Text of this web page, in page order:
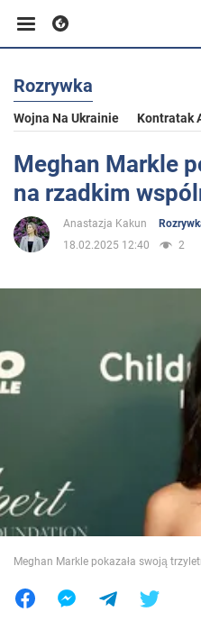
Biznes
Sport
Rozrywka
Społeczeństwo
Świat
Jedzenie
Rozrywka
Wojna Na Ukrainie Kontratak
Meghan Markle
na rzadkim
Anastazja Kakun
18.02.2025 12:40
2
Meghan Markle pokazała swoją